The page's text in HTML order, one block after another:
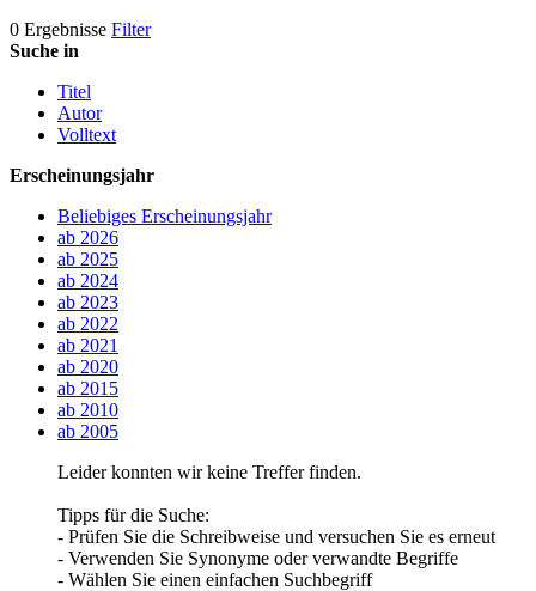
0 Ergebnisse Filter
Suche in
Titel
Autor
Volltext
Erscheinungsjahr
Beliebiges Erscheinungsjahr
ab 2026
ab 2025
ab 2024
ab 2023
ab 2022
ab 2021
ab 2020
ab 2015
ab 2010
ab 2005
Leider konnten wir keine Treffer finden.
Tipps für die Suche:
- Prüfen Sie die Schreibweise und versuchen Sie es erneut
- Verwenden Sie Synonyme oder verwandte Begriffe
- Wählen Sie einen einfachen Suchbegriff